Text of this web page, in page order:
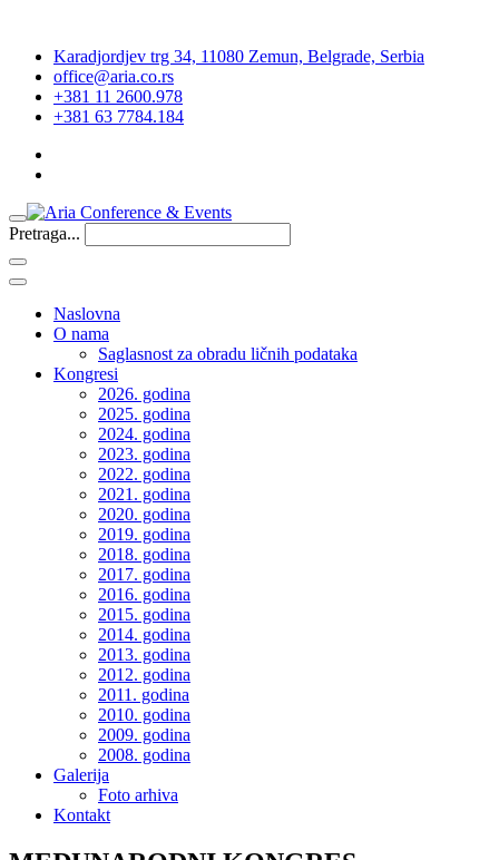
Karadjordjev trg 34, 11080 Zemun, Belgrade, Serbia
office@aria.co.rs
+381 11 2600.978
+381 63 7784.184
Pretraga...
Naslovna
O nama
Saglasnost za obradu ličnih podataka
Kongresi
2026. godina
2025. godina
2024. godina
2023. godina
2022. godina
2021. godina
2020. godina
2019. godina
2018. godina
2017. godina
2016. godina
2015. godina
2014. godina
2013. godina
2012. godina
2011. godina
2010. godina
2009. godina
2008. godina
Galerija
Foto arhiva
Kontakt